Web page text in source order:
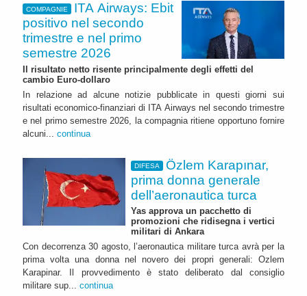
COMPAGNIE
ITA Airways: Ebit
positivo nel secondo
trimestre e nel primo
semestre 2026
Il risultato netto risente principalmente degli effetti del
cambio Euro-dollaro
In relazione ad alcune notizie pubblicate in questi giorni sui
risultati economico-finanziari di ITA Airways nel secondo trimestre
e nel primo semestre 2026, la compagnia ritiene opportuno fornire
alcuni... continua
DIFESA
Özlem Karapınar,
prima donna generale
dell’aeronautica turca
Yas approva un pacchetto di
promozioni che ridisegna i vertici
militari di Ankara
Con decorrenza 30 agosto, l’aeronautica militare turca avrà per la
prima volta una donna nel novero dei propri generali: Ozlem
Karapinar. Il provvedimento è stato deliberato dal consiglio
militare sup... continua